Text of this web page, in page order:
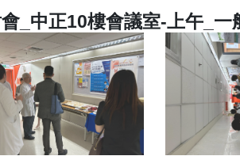
_中正10樓會議室-上午_一